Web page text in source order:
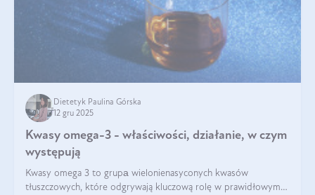
Dietetyk Paulina Górska
12 gru 2025
Kwasy omega-3 - właściwości, działanie, w czym
występują
Kwasy omega 3 to grupа wielonienasyconych kwasów
tłuszczowych, które odgrywają kluczową rolę w prawidłowym